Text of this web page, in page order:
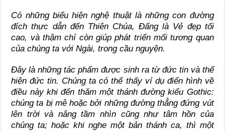
Có những biểu hiện nghệ thuật là những con đường
đích thực dẫn đến Thiên Chúa, Đấng là Vẻ đẹp tối
cao, và thậm chí còn giúp phát triển mối tương quan
của chúng ta với Ngài, trong cầu nguyện.
Đây là những tác phẩm được sinh ra từ đức tin và thể
hiện đức tin. Chúng ta có thể thấy ví dụ điểnhình về
điều này khi đến thăm một thánhđường kiểu Gothic:
chúng ta bị mê hoặc bởi những đường thẳng đứng vút
lên trời và nâng tầm nhìn cũng như tâmhồn của
chúng ta; hoặc khi nghe một bản thánh ca, thì một